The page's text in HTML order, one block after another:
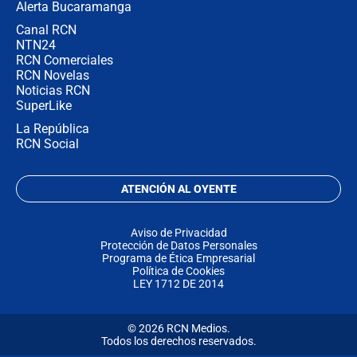
Alerta Bucaramanga
Canal RCN
NTN24
RCN Comerciales
RCN Novelas
Noticias RCN
SuperLike
La República
RCN Social
ATENCIÓN AL OYENTE
Aviso de Privacidad
Protección de Datos Personales
Programa de Ética Empresarial
Política de Cookies
LEY 1712 DE 2014
© 2026 RCN Medios.
Todos los derechos reservados.